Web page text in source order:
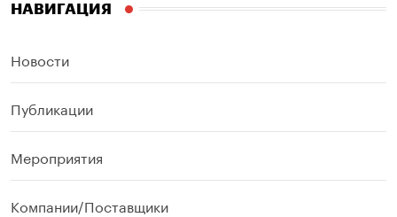
НАВИГАЦИЯ
Новости
Публикации
Мероприятия
Компании/Поставщики